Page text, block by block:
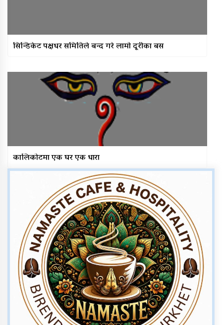
सिन्डिकेट पक्षधर समितिले बन्द गरे लामो दूरीका बस
कालिकोटमा एक घर एक धारा